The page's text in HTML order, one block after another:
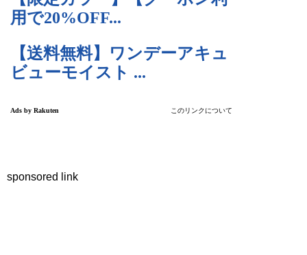
sponsored link